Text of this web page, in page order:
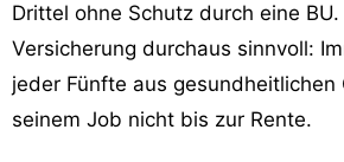
Drittel ohne Schutz durch eine
Versicherung durchaus sinnvoll:
jeder Fünfte aus gesundheitlichen
seinem Job nicht bis zur Rente.